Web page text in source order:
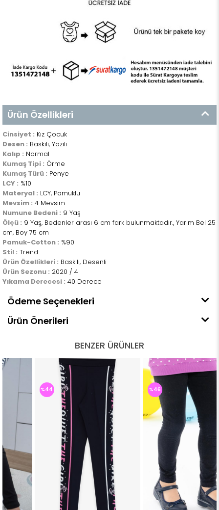
Ürün Özellikleri
Cinsiyet : Kız Çocuk
Desen : Baskılı, Yazılı
Kalıp : Normal
Kumaş Tipi : Örme
Kumaş Türü : Penye
LCY : %10
Materyal : LCY, Pamuklu
Mevsim : 4 Mevsim
Numune Bedeni : 9 Yaş
Ölçü : 9 Yaş, Bedenler arası 6 cm fark bulunmaktadır., Yarım Bel 25
cm, Boy 75 cm
Pamuk-Cotton : %90
Stil : Trend
Ürün Özellikleri : Baskılı, Desenli
Ürün Sezonu : 2020 / 4
Yıkama Derecesi : 40 Derece
Ödeme Seçenekleri
Ürün Önerileri
BENZER ÜRÜNLER